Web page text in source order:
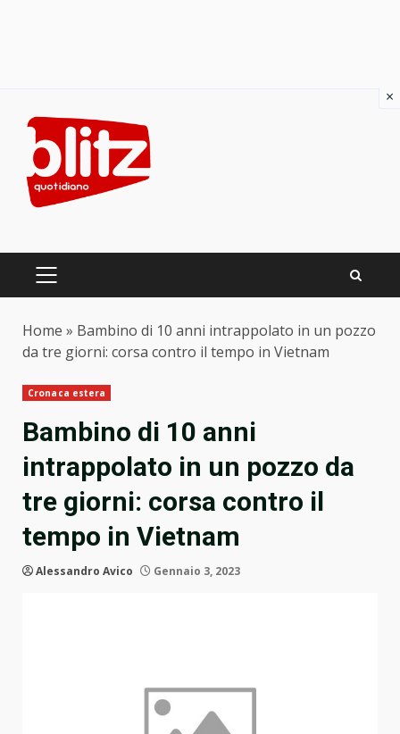
content
PRIMARY
Home » Bambino di 10 anni intrappolato in un pozzo
da tre giorni: corsa contro il tempo in Vietnam
Cronaca estera
Bambino di 10 anni
intrappolato in un pozzo da
tre giorni: corsa contro il
tempo in Vietnam
Alessandro Avico Gennaio 3, 2023
×